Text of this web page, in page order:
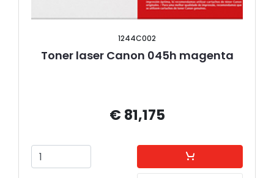
1244C002
Toner laser Canon 045h magenta
€ 81,175